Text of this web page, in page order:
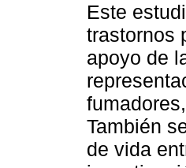
Este
trastornos
apoyo de
También
de vida